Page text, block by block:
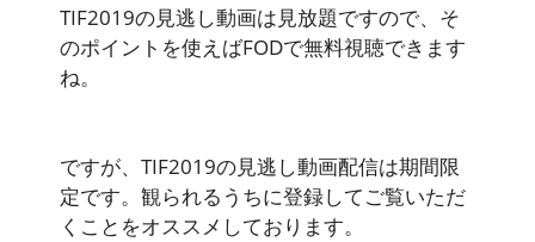
TIF2019の見逃し動画は見放題ですので、そ
のポイントを使えばFODで無料視聴できます
ね。
ですが、TIF2019の見逃し動画配信は期間限
定です。観られるうちに登録してご覧いただ
くことをオススメしております。